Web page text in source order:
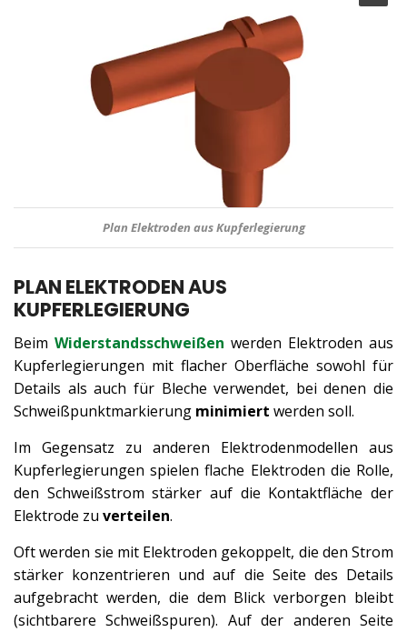
Plan Elektroden aus Kupferlegierung
PLAN ELEKTRODEN AUS
KUPFERLEGIERUNG
Beim Widerstandsschweißen werden Elektroden aus
Kupferlegierungen mit flacher Oberfläche sowohl für
Details als auch für Bleche verwendet, bei denen die
Schweißpunktmarkierung minimiert werden soll.
Im Gegensatz zu anderen Elektrodenmodellen aus
Kupferlegierungen spielen flache Elektroden die Rolle,
den Schweißstrom stärker auf die Kontaktfläche der
Elektrode zu verteilen.
Oft werden sie mit Elektroden gekoppelt, die den Strom
stärker konzentrieren und auf die Seite des Details
aufgebracht werden, die dem Blick verborgen bleibt
(sichtbarere Schweißspuren). Auf der anderen Seite